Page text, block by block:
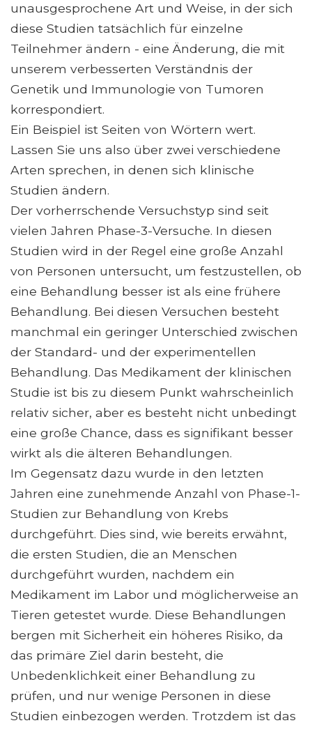
unausgesprochene Art und Weise, in der sich
diese Studien tatsächlich für einzelne
Teilnehmer ändern - eine Änderung, die mit
unserem verbesserten Verständnis der
Genetik und Immunologie von Tumoren
korrespondiert.
Ein Beispiel ist Seiten von Wörtern wert.
Lassen Sie uns also über zwei verschiedene
Arten sprechen, in denen sich klinische
Studien ändern.
Der vorherrschende Versuchstyp sind seit
vielen Jahren Phase-3-Versuche. In diesen
Studien wird in der Regel eine große Anzahl
von Personen untersucht, um festzustellen, ob
eine Behandlung besser ist als eine frühere
Behandlung. Bei diesen Versuchen besteht
manchmal ein geringer Unterschied zwischen
der Standard- und der experimentellen
Behandlung. Das Medikament der klinischen
Studie ist bis zu diesem Punkt wahrscheinlich
relativ sicher, aber es besteht nicht unbedingt
eine große Chance, dass es signifikant besser
wirkt als die älteren Behandlungen.
Im Gegensatz dazu wurde in den letzten
Jahren eine zunehmende Anzahl von Phase-1-
Studien zur Behandlung von Krebs
durchgeführt. Dies sind, wie bereits erwähnt,
die ersten Studien, die an Menschen
durchgeführt wurden, nachdem ein
Medikament im Labor und möglicherweise an
Tieren getestet wurde. Diese Behandlungen
bergen mit Sicherheit ein höheres Risiko, da
das primäre Ziel darin besteht, die
Unbedenklichkeit einer Behandlung zu
prüfen, und nur wenige Personen in diese
Studien einbezogen werden. Trotzdem ist das